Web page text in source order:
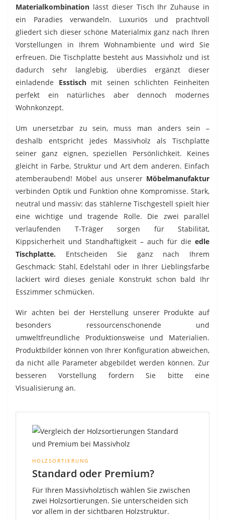
Materialkombination lässt dieser Tisch Ihr Zuhause in
ein Paradies verwandeln. Luxuriös und prachtvoll
gliedert sich dieser schöne Materialmix ganz nach Ihren
Vorstellungen in Ihrem Wohnambiente und wird Sie
erfreuen. Die Tischplatte besteht aus Massivholz und ist
dadurch sehr langlebig, überdies ergänzt dieser
einladende Esstisch mit seinen schlichten Feinheiten
perfekt ein natürliches aber dennoch modernes
Wohnkonzept.
Um unersetzbar zu sein, muss man anders sein –
deshalb entspricht jedes Massivholz als Tischplatte
seiner ganz eignen, speziellen Persönlichkeit. Keines
gleicht in Farbe, Struktur und Art dem anderen. Einfach
atemberaubend! Möbel aus unserer Möbelmanufaktur
verbinden Optik und Funktion ohne Kompromisse. Stark,
neutral und massiv: das stählerne Tischgestell spielt hier
eine wichtige und tragende Rolle. Die zwei parallel
verlaufenden T-Träger sorgen für Stabilität,
Kippsicherheit und Standhaftigkeit – auch für die edle
Tischplatte. Entscheiden Sie ganz nach Ihrem
Geschmack: Stahl, Edelstahl oder in Ihrer Lieblingsfarbe
lackiert wird dieses geniale Konstrukt schon bald Ihr
Esszimmer schmücken.
Wir achten bei der Herstellung unserer Produkte auf
besonders ressourcenschonende und
umweltfreundliche Produktionsweise und Materialien.
Produktbilder können von Ihrer Konfiguration abweichen,
da nicht alle Parameter abgebildet werden können. Zur
besseren Vorstellung fordern Sie bitte eine
Visualisierung an.
HOLZSORTIERUNG
Standard oder Premium?
Für Ihren Massivholztisch wählen Sie zwischen
zwei Holzsortierungen. Sie unterscheiden sich
vor allem in der sichtbaren Holzstruktur.